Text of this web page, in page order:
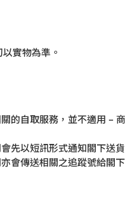
實物為準。
的自取服務，並不適用 –
先以短訊形式通知閣下送
會傳送相關之追蹤號給閣